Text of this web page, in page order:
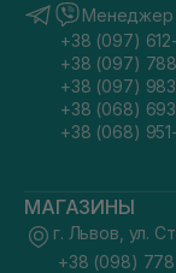
Менеджер
+38 (097)
+38 (097)
+38 (097)
+38 (068)
+38 (068)
МАГАЗИНЫ
г. Львов, ул.
+38 (098)